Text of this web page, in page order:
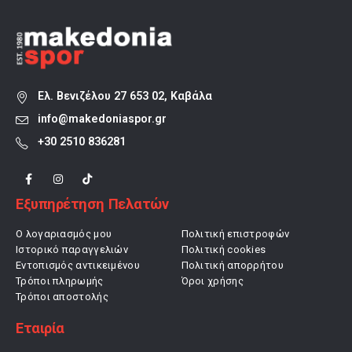
Ελ. Βενιζέλου 27 653 02, Καβάλα
info@makedoniaspor.gr
+30 2510 836281
Εξυπηρέτηση Πελατών
Ο λογαριασμός μου
Ιστορικό παραγγελιών
Εντοπισμός αντικειμένου
Τρόποι πληρωμής
Τρόποι αποστολής
Πολιτική επιστροφών
Πολιτική cookies
Πολιτική απορρήτου
Όροι χρήσης
Εταιρία